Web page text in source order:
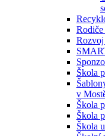
Rozvoj
Škola
v
Škola
Škola
Škola